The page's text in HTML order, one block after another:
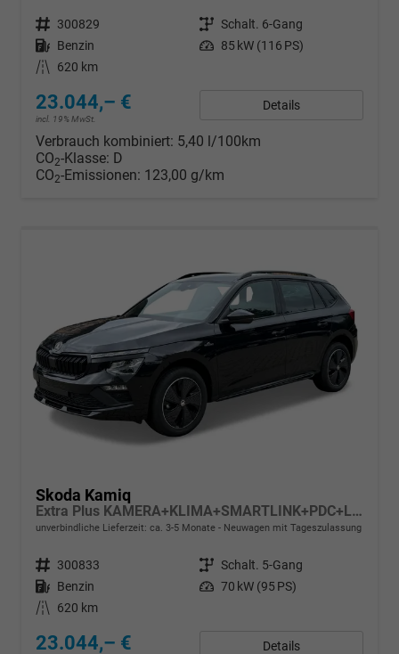
Fahrzeugnr. 300829 Getriebe Schalt. 6-Gang
Kraftstoff Benzin Leistung 85 kW (116 PS)
Kilometerstand
620 km
23.044,– €
incl. 19% MwSt.
Details
Verbrauch kombiniert: 5,40 l/100km
CO2-Klasse: D
CO2-Emissionen: 123,00 g/km
Skoda Kamiq
Extra Plus KAMERA+KLIMA+SMARTLINK+PDC+LED+TEMPOMAT
unverbindliche Lieferzeit: ca. 3-5 Monate Neuwagen mit Tageszulassung
Fahrzeugnr. 300833 Getriebe Schalt. 5-Gang
Kraftstoff Benzin Leistung 70 kW (95 PS)
Kilometerstand
620 km
23.044,– € Details